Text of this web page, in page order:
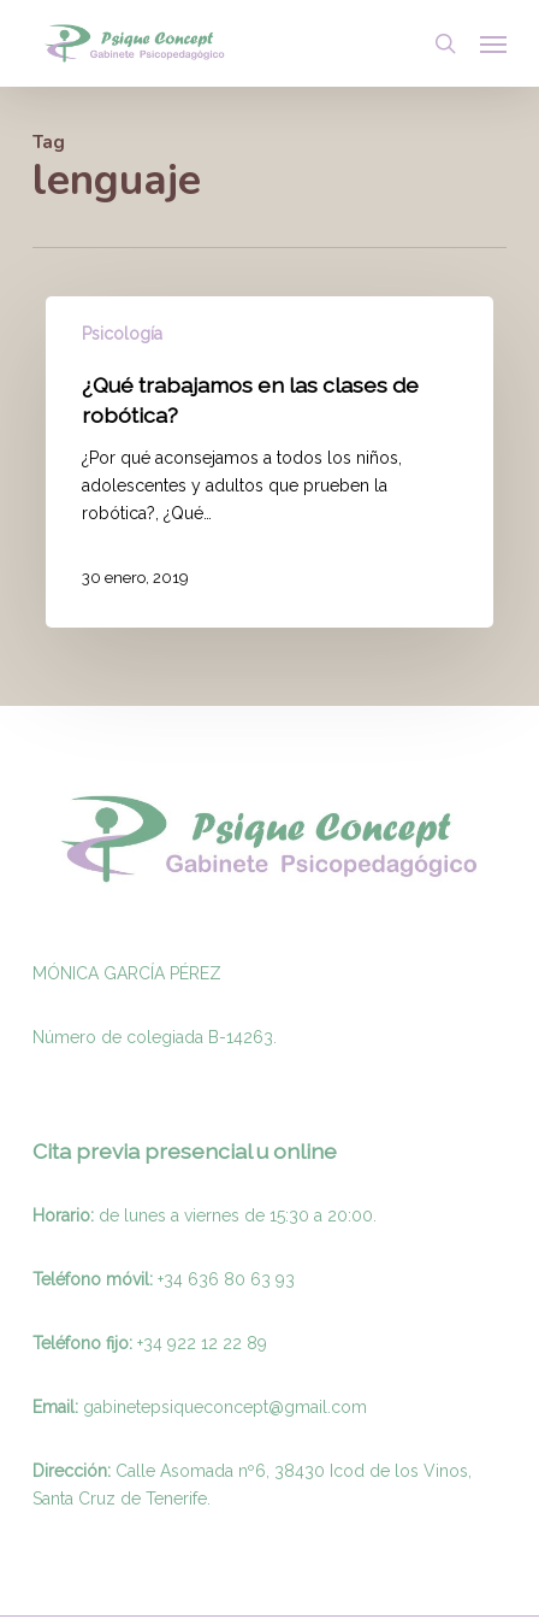
search
Tag
lenguaje
Psicología
¿Qué trabajamos en las clases de
robótica?
¿Por qué aconsejamos a todos los niños,
adolescentes y adultos que prueben la
robótica?, ¿Qué…
30 enero, 2019
MÓNICA GARCÍA PÉREZ
Número de colegiada B-14263.
Cita previa presencial u online
Horario:de lunes a viernes de 15:30 a 20:00.
Teléfono móvil: +34 636 80 63 93
Teléfono fijo:+34 922 12 22 89
Email: gabinetepsiqueconcept@gmail.com
Dirección:Calle Asomada nº6, 38430 Icod de los Vinos,
Santa Cruz de Tenerife.